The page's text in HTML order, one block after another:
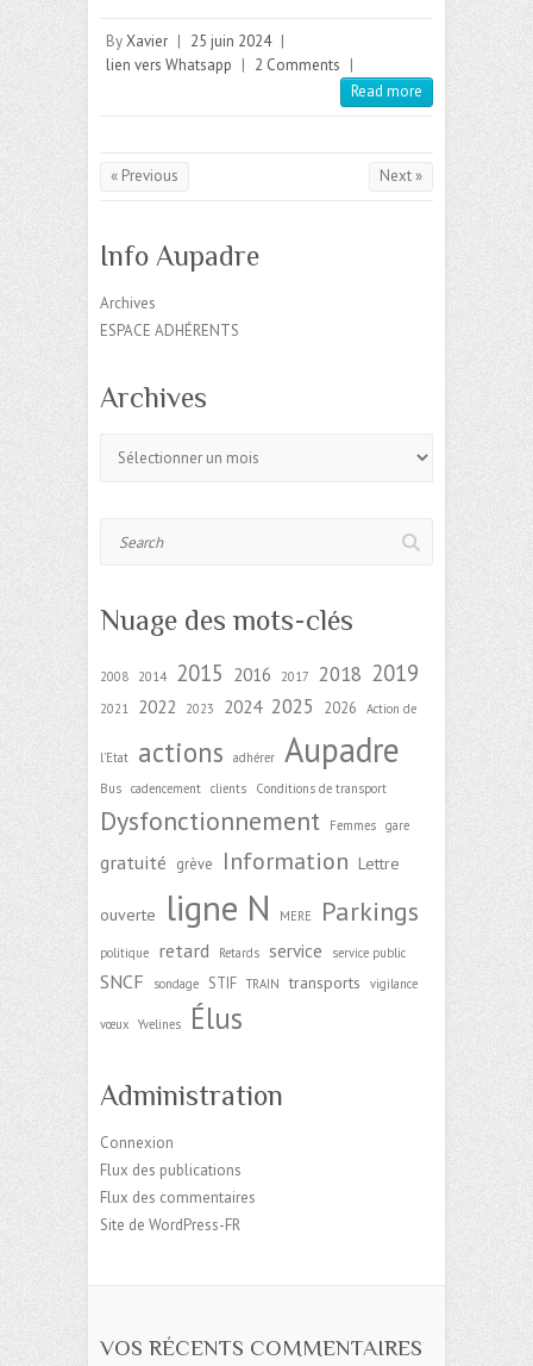
ByXavier | 25 juin 2024 |
lien vers Whatsapp | 2 Comments |
Read more
« Previous Next »
Info Aupadre
Archives
ESPACE ADHÉRENTS
Archives
Nuage des mots-clés
2008 2014 2015 2016 2017 2018 2019
2021 2022 2023 2024 2025 2026 Action de
l'Etat actions adhérer Aupadre
Bus cadencement clients Conditions de transport
Dysfonctionnement Femmes gare
gratuité grève Information Lettre
ouverte ligne N MERE Parkings
politique retard Retards service service public
SNCF sondage STIF TRAIN transports vigilance
vœux Yvelines Élus
Administration
Connexion
Flux des publications
Flux des commentaires
Site de WordPress-FR
VOS RÉCENTS COMMENTAIRES